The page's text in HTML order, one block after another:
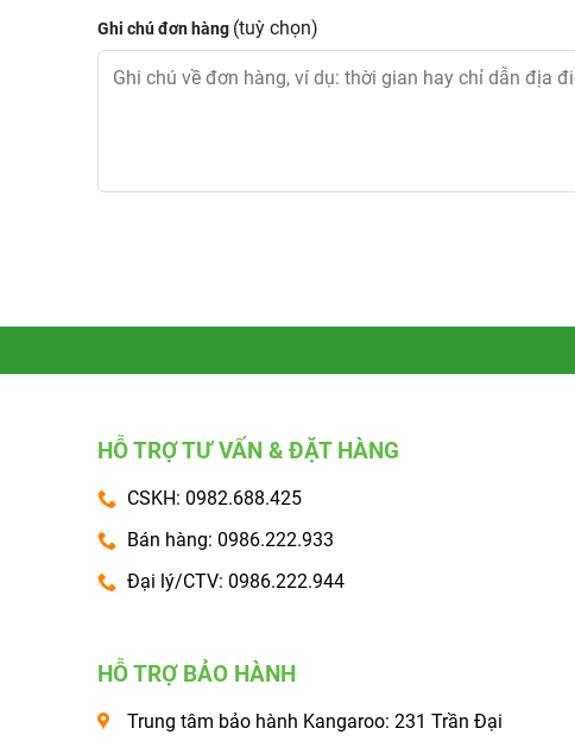
Ghi chú đơn hàng (tuỳ chọn)
HỖ TRỢ TƯ VẤN & ĐẶT HÀNG
CSKH: 0982.688.425
Bán hàng: 0986.222.933
Đại lý/CTV: 0986.222.944
HỖ TRỢ BẢO HÀNH
Trung tâm bảo hành Kangaroo: 231 Trần Đại